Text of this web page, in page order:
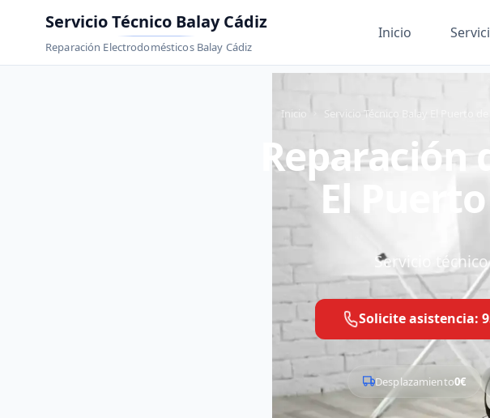
Servicio Técnico Balay Cádiz
Reparación Electrodomésticos Balay Cádiz
Inicio
Inicio Servicio Técnico Balay El Puerto de
Reparación
El
Servicio
Solicite asistencia:
Desplazamiento0€